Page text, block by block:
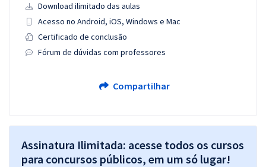
Download ilimitado das aulas
Acesso no Android, iOS, Windows e Mac
Certificado de conclusão
Fórum de dúvidas com professores
Compartilhar
Assinatura Ilimitada: acesse todos os cursos
para concursos públicos, em um só lugar!